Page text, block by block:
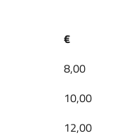
€
8,00
10,00
12,00